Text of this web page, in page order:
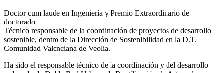
Doctor cum laude en Ingeniería y Premio Extraordinario de
doctorado.
Técnico responsable de la coordinación de proyectos de desarrollo
sostenible, dentro de la Dirección de Sostenibilidad en la D.T.
Comunidad Valenciana de Veolia.
Ha sido el responsable técnico de la coordinación y del desarrollo